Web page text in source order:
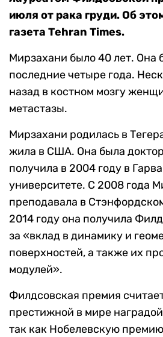
июля от рака груди. Об
газета Тehran Times.
Мирзахани было 40 лет. Она
последние четыре года.
назад в костном мозгу
метастазы.
Мирзахани родилась в
жила в США. Она была
получила в 2004 году в
университете. С 2008 года
преподавала в
2014 году она получила
за «вклад в динамику и
поверхностей, а также их
модулей».
Филдсовская премия
престижной в мире
так как Нобелевскую